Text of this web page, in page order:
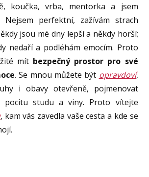
koučka, vrba, mentorka a jsem
perfektní, zažívám strach
jsou mé dny lepší a někdy horší;
nedaří a podléhám emocím. Proto
mít bezpečný prostor pro své
. Se mnou můžete být opravdoví,
i obavy otevřeně, pojmenovat
pocitu studu a viny. Proto vítejte
, kam vás zavedla vaše cesta a kde se